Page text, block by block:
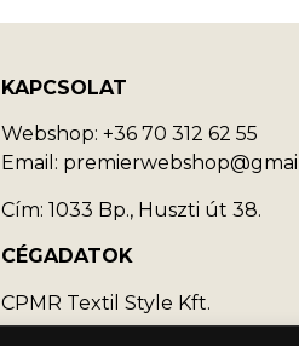
KAPCSOLAT
Webshop: +36 70 312 62 55
Email:
Cím: 1033 Bp., Huszti út 38.
CÉGADATOK
CPMR Textil Style Kft.